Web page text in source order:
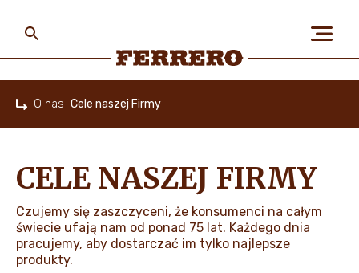
O NAS
LUDZIE I PLANETA
NASZE MARKI I PRODUKTY
main
content
O nas Cele naszej Firmy
CELE NASZEJ FIRMY
Czujemy się zaszczyceni, że konsumenci na całym
świecie ufają nam od ponad 75 lat. Każdego dnia
pracujemy, aby dostarczać im tylko najlepsze
produkty.